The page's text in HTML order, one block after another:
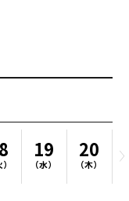
19
（水）
20
（木）